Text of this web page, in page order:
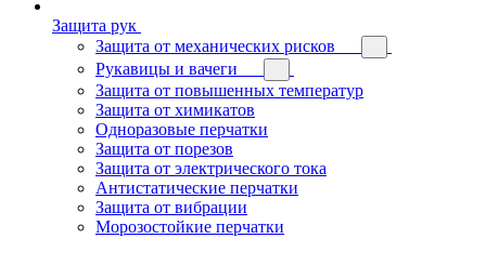
Защита рук
Защита от механических рисков
Рукавицы и вачеги
Защита от повышенных температур
Защита от химикатов
Одноразовые перчатки
Защита от порезов
Защита от электрического тока
Антистатические перчатки
Защита от вибрации
Морозостойкие перчатки